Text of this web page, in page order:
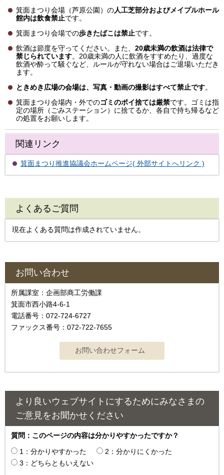
箕面まつり会場（芦原公園）の人工芝部分およびメイプルホール
館内は飲食禁止です。
箕面まつり会場での歩きたばこは禁止です。
飲酒は節度を守ってください。また、 20歳未満の飲酒は法律で
禁じられています。20歳未満の人に飲酒をすすめたり、過度な
飲酒や酔って騒ぐなど、ルールが守れない場合はご退場いただき
ます。
ときめき広場の会場は、写真・動画の撮影はすべて禁止です。
箕面まつり会場内・外でのゴミのポイ捨ては厳禁です。ゴミは指
定の場所（ごみステーション）に捨てるか、各自で持ち帰るなど
の処置をお願いします。
関連リンク
箕面まつり推進協議会ホームページ( 外部サイトへリンク )
よくあるご質問
現在よくある質問は作成されていません。
お問い合わせ
所属課室：企画部商工労働課
箕面市西小路4-6-1
電話番号：072-724-6727
ファックス番号：072-722-7655
より良いウェブサイトにするためにみなさまの
ご意見をお聞かせください
質問：このページの内容は分かりやすかったですか？
1：分かりやすかった
2：分かりにくかった
3：どちらともいえない